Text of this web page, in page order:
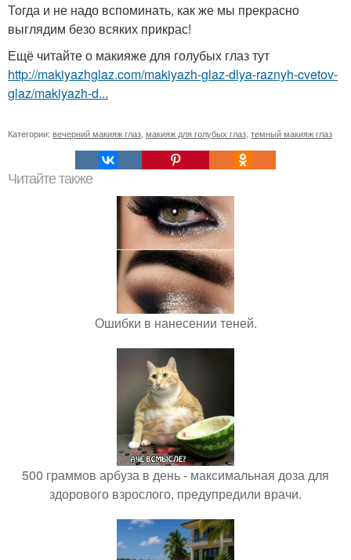
Тогда и не надо вспоминать, как же мы прекрасно
выглядим безо всяких прикрас!
Ещё читайте о макияже для голубых глаз тут
http://makiyazhglaz.com/makiyazh-glaz-dlya-raznyh-cvetov-
glaz/makiyazh-d...
Категории: вечерний макияж глаз макияж для голубых глаз темный макияж глаз
Читайте также
Ошибки в нанесении теней.
500 граммов арбуза в день - максимальная доза для
здорового взрослого, предупредили врачи.